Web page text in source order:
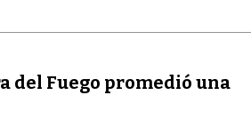
del Fuego promedió una